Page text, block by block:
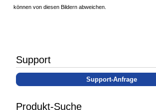
können von diesen Bildern abweichen.
Support
Support-Anfrage
Produkt-Suche